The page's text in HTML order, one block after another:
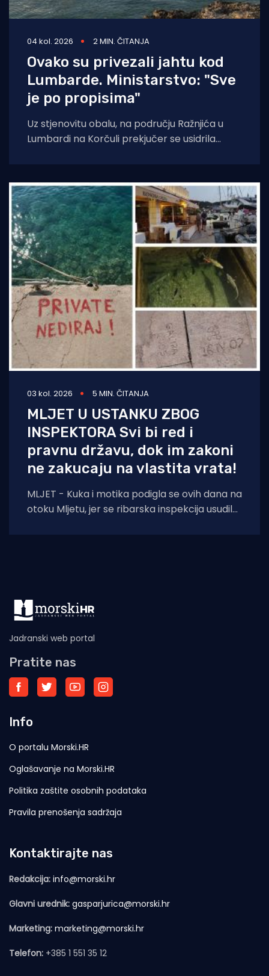
04 kol. 2026 2 MIN. ČITANJA
Ovako su privezali jahtu kod
Lumbarde. Ministarstvo: "Sve
je po propisima"
Uz stjenovitu obalu, na području Ražnjića u
Lumbardi na Korčuli prekjučer se usidrila
03 kol. 2026 5 MIN. ČITANJA
MLJET U USTANKU ZBOG
INSPEKTORA Svi bi red i
pravnu državu, dok im zakoni
ne zakucaju na vlastita vrata!
MLJET - Kuka i motika podigla se ovih dana na
otoku Mljetu, jer se ribarska inspekcija usudila
Jadranski web portal
Pratite nas
Info
O portalu Morski.HR
Oglašavanje na Morski.HR
Politika zaštite osobnih podataka
Pravila prenošenja sadržaja
Kontaktirajte nas
Redakcija: info@morski.hr
Glavni urednik: gasparjurica@morski.hr
Marketing: marketing@morski.hr
Telefon: +385 1 551 35 12